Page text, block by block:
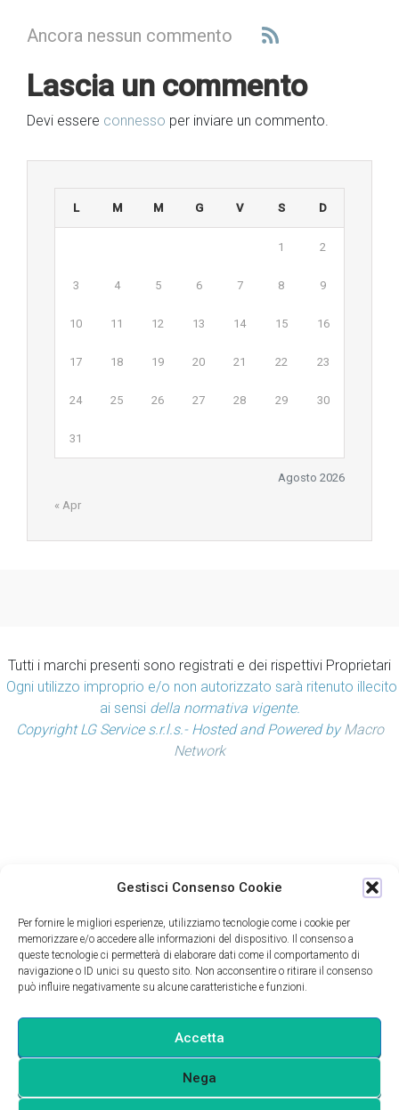
Gestisci Consenso Cookie
Per fornire le migliori esperienze, utilizziamo tecnologie come i cookie per
memorizzare e/o accedere alle informazioni del dispositivo. Il consenso a
queste tecnologie ci permetterà di elaborare dati come il comportamento di
navigazione o ID unici su questo sito. Non acconsentire o ritirare il consenso
può influire negativamente su alcune caratteristiche e funzioni.
Accetta
Nega
Ancora nessun commento
Lascia un commento
Devi essere connesso per inviare un commento.
Agosto 2026
L M M G V S D
1 2
3 4 5 6 7 8 9
10 11 12 13 14 15 16
17 18 19 20 21 22 23
24 25 26 27 28 29 30
31
« Apr
Tutti i marchi presenti sono registrati e dei rispettivi Proprietari
Ogni utilizzo improprio e/o non autorizzato sarà ritenuto illecito
ai sensidella normativa vigente.
Copyright LG Service s.r.l.s.- Hosted and Powered byMacro
Network